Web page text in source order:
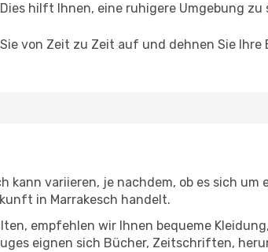
hilft Ihnen, eine ruhigere Umgebung
von Zeit zu Zeit auf und dehnen Sie
kann variieren, je nachdem, ob es sich
in Marrakesch handelt.
empfehlen wir Ihnen bequeme
eignen sich Bücher, Zeitschriften,